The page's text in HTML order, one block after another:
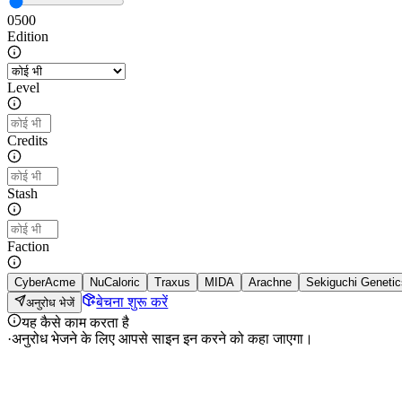
0500
Edition
Level
Credits
Stash
Faction
CyberAcme NuCaloric Traxus MIDA Arachne
Sekiguchi
अनुरोध भेजें
बेचना शुरू करें
यह कैसे काम करता है
·अनुरोध भेजने के लिए आपसे साइन इन करने को कहा जाएगा।